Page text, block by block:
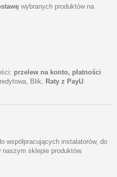
wybranych produktów na
przelew na konto, płatności
Blik, Raty z PayU.
współpracujących instalatorów, do
sklepie produktów.